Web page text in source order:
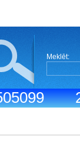
Meklēt: